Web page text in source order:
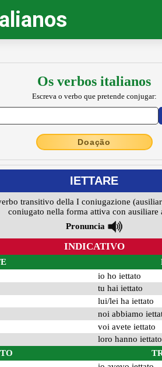
Os verbos italianos
Escreva o verbo que pretende conjugar:
Doação
IETTARE
transitivo della I coniugazione
coniugato nella forma attiva con ausiliare
Pronuncia
INDICATIVO
io ho iettato
tu hai iettato
lui/lei ha iettato
noi abbiamo
voi avete iettato
loro hanno iettato